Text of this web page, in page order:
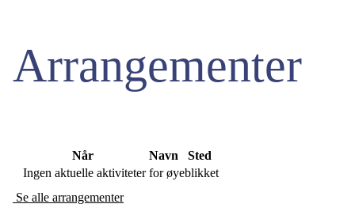
Arrangementer
Når Navn
Sted
Ingen aktuelle aktiviteter for øyeblikket
Se alle arrangementer